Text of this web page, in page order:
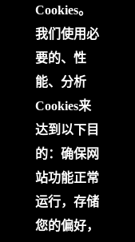
Cookies。
我们使用必
要的、性
能、分析
Cookies来
达到以下目
的：确保网
站功能正常
运行，存储
您的偏好，